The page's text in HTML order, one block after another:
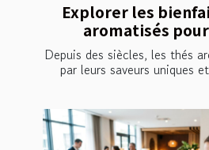
Explorer les
aromatisés
Depuis des siècles, les thés
par leurs saveurs uniques